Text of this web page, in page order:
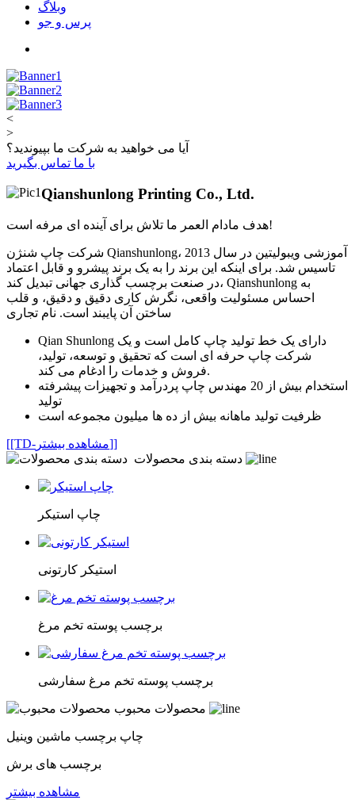
وبلاگ
پرس و جو
<
>
آیا می خواهید به شرکت ما بپیوندید؟
با ما تماس بگیرید
Qianshunlong Printing Co., Ltd.
هدف مادام العمر ما تلاش برای آینده ای مرفه است!
شرکت چاپ شنژن Qianshunlong، آموزشی ویبولیتین در سال 2013
تاسیس شد. برای اینکه این برند را به یک برند پیشرو و قابل اعتماد
در صنعت برچسب گذاری جهانی تبدیل کند، Qianshunlong به
احساس مسئولیت واقعی، نگرش کاری دقیق و دقیق، و قلب
ساختن آن پایبند است. نام تجاری
Qian Shunlong دارای یک خط تولید چاپ کامل است و یک
شرکت چاپ حرفه ای است که تحقیق و توسعه، تولید،
فروش و خدمات را ادغام می کند.
استخدام بیش از 20 مهندس چاپ پردرآمد و تجهیزات پیشرفته
تولید
ظرفیت تولید ماهانه بیش از ده ها میلیون مجموعه است
[[TD-مشاهده بیشتر]]
چاپ استیکر
استیکر کارتونی
برچسب پوسته تخم مرغ
برچسب پوسته تخم مرغ سفارشی
چاپ برچسب ماشین وینیل
برچسب های برش
مشاهده بیشتر